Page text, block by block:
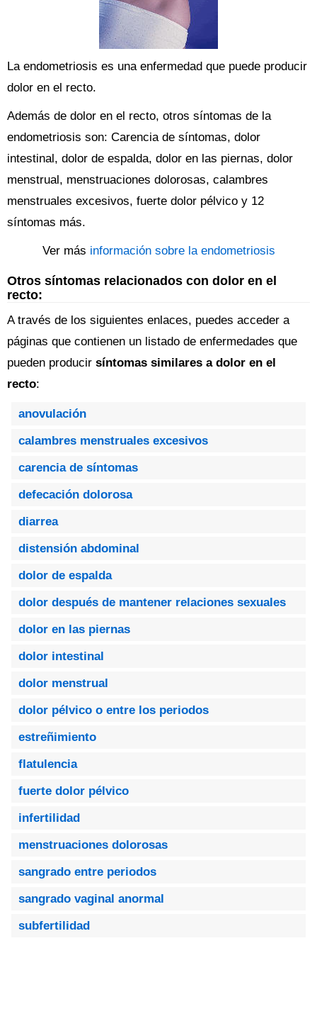
La endometriosis es una enfermedad que puede producir
dolor en el recto.
Además de dolor en el recto, otros síntomas de la
endometriosis son: Carencia de síntomas, dolor
intestinal, dolor de espalda, dolor en las piernas, dolor
menstrual, menstruaciones dolorosas, calambres
menstruales excesivos, fuerte dolor pélvico y 12
síntomas más.
Ver más información sobre la endometriosis
Otros síntomas relacionados con dolor en el
recto:
A través de los siguientes enlaces, puedes acceder a
páginas que contienen un listado de enfermedades que
pueden producir síntomas similares a dolor en el
recto:
anovulación
calambres menstruales excesivos
carencia de síntomas
defecación dolorosa
diarrea
distensión abdominal
dolor de espalda
dolor después de mantener relaciones sexuales
dolor en las piernas
dolor intestinal
dolor menstrual
dolor pélvico o entre los periodos
estreñimiento
flatulencia
fuerte dolor pélvico
infertilidad
menstruaciones dolorosas
sangrado entre periodos
sangrado vaginal anormal
subfertilidad